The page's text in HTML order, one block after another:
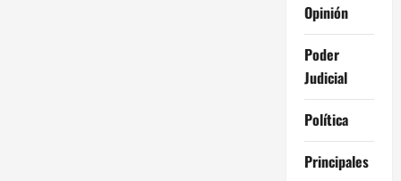
Opinión
Poder
Judicial
Política
Principales